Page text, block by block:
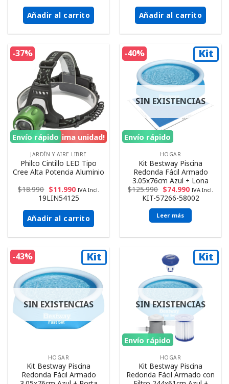
Añadir al carrito Añadir al carrito
-37%
¡Ultima unidad!
Envío rápido
JARDÍN Y AIRE LIBRE
Philco Cintillo LED Tipo
Cree Alta Potencia Aluminio
$18.990 $11.990 IVA Incl.
19LIN54125
Añadir al carrito
-40% Kit
Envío rápido
SIN EXISTENCIAS
HOGAR
Kit Bestway Piscina
Redonda Fácil Armado
3.05x76cm Azul + Lona
$125.990 $74.990 IVA Incl.
KIT-57266-58002
Leer más
-43% Kit
SIN EXISTENCIAS
HOGAR
Kit Bestway Piscina
Redonda Fácil Armado
Kit
Envío rápido
SIN EXISTENCIAS
HOGAR
Kit Bestway Piscina
Redonda Fácil Armado con